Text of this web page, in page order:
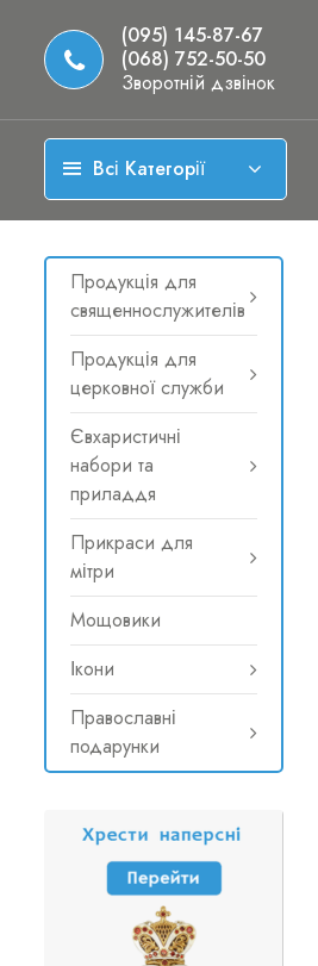
(095) 145-87-67
(068) 752-50-50
Зворотній дзвінок
Всі Категорії
Продукція для
священнослужителів
Продукція для
церковної служби
Євхаристичні
набори та
приладдя
Прикраси для
мітри
Мощовики
Ікони
Православні
подарунки